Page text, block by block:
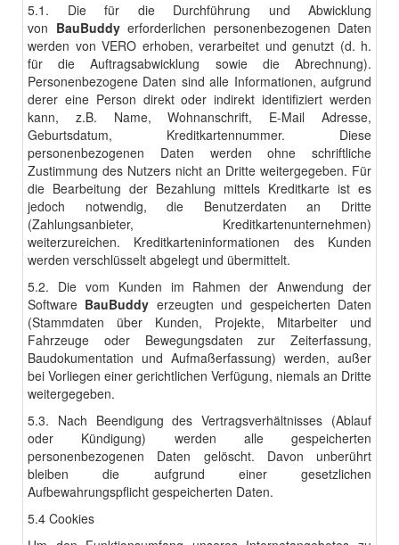
5.1. Die für die Durchführung und Abwicklung
von BauBuddyerforderlichen personenbezogenen Daten
werden von VERO erhoben, verarbeitet und genutzt (d. h.
für die Auftragsabwicklung sowie die Abrechnung).
Personenbezogene Daten sind alle Informationen, aufgrund
derer eine Person direkt oder indirekt identifiziert werden
kann, z.B. Name, Wohnanschrift, E-Mail Adresse,
Geburtsdatum, Kreditkartennummer. Diese
personenbezogenen Daten werden ohne schriftliche
Zustimmung des Nutzers nicht an Dritte weitergegeben. Für
die Bearbeitung der Bezahlung mittels Kreditkarte ist es
jedoch notwendig, die Benutzerdaten an Dritte
(Zahlungsanbieter, Kreditkartenunternehmen)
weiterzureichen. Kreditkarteninformationen des Kunden
werden verschlüsselt abgelegt und übermittelt.
5.2. Die vom Kunden im Rahmen der Anwendung der
Software BauBuddy erzeugten und gespeicherten Daten
(Stammdaten über Kunden, Projekte, Mitarbeiter und
Fahrzeuge oder Bewegungsdaten zur Zeiterfassung,
Baudokumentation und Aufmaßerfassung) werden, außer
bei Vorliegen einer gerichtlichen Verfügung, niemals an Dritte
weitergegeben.
5.3. Nach Beendigung des Vertragsverhältnisses (Ablauf
oder Kündigung) werden alle gespeicherten
personenbezogenen Daten gelöscht. Davon unberührt
bleiben die aufgrund einer gesetzlichen
Aufbewahrungspflicht gespeicherten Daten.
5.4 Cookies